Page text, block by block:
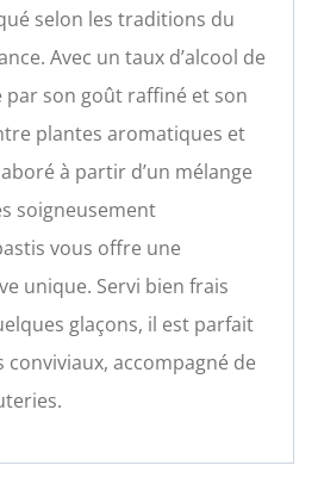
selon les traditions du
Avec un taux d’alcool de
par son goût raffiné et son
plantes aromatiques et
à partir d’un mélange
soigneusement
vous offre une
unique. Servi bien frais
glaçons, il est parfait
accompagné de